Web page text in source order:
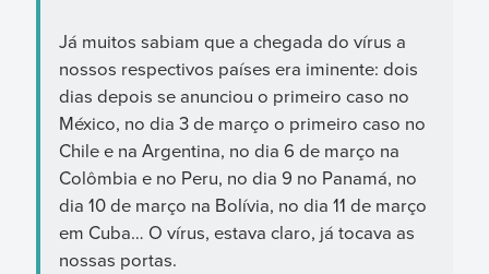
Já muitos sabiam que a chegada do vírus a
nossos respectivos países era iminente: dois
dias depois se anunciou o primeiro caso no
México, no dia 3 de março o primeiro caso no
Chile e na Argentina, no dia 6 de março na
Colômbia e no Peru, no dia 9 no Panamá, no
dia 10 de março na Bolívia, no dia 11 de março
em Cuba… O vírus, estava claro, já tocava as
nossas portas.